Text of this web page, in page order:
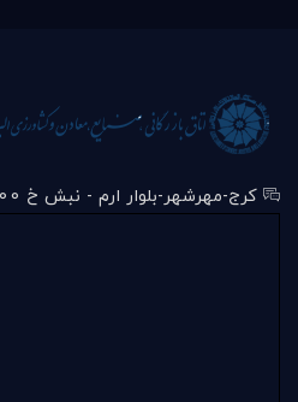
کرج-مهرشهر-بلوار ارم - نبش خ 100 غربی - ساختمان آناهیتا